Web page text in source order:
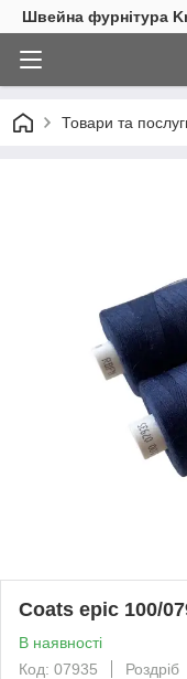
Швейна фурнітура
Товари та
Coats epic 100/
В наявності
Код: 07935
Роздріб